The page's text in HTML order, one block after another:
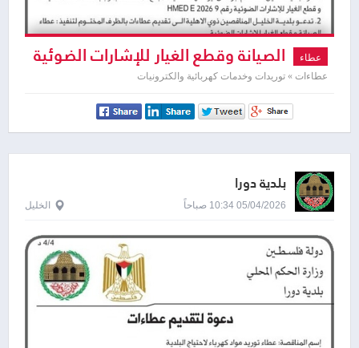
عطاء الصيانة وقطع الغيار للإشارات الضوئية
عطاءات » توريدات وخدمات كهربائية والكترونيات
بلدية دورا
05/04/2026 10:34 صباحاً الخليل